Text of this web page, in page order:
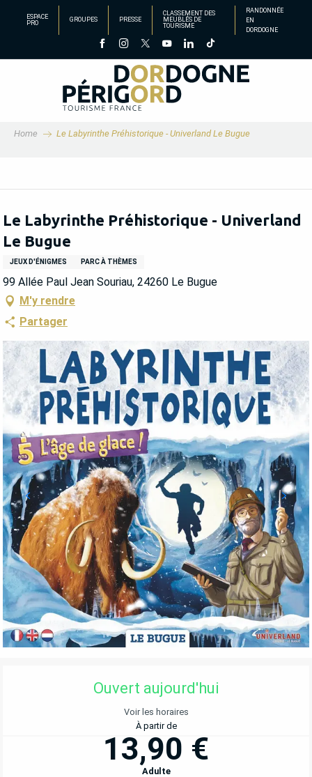
principal
ESPACE
PRO
GROUPES PRESSE
CLASSEMENT DES
MEUBLÉS DE
TOURISME
RANDONNÉE
EN
DORDOGNE
Home Le Labyrinthe Préhistorique - Univerland Le Bugue
Le Labyrinthe Préhistorique - Univerland
Le Bugue
JEUX D'ÉNIGMES PARC À THÈMES
99 Allée Paul Jean Souriau, 24260 Le Bugue
M'y rendre
Partager
OUVERTURE ET COORDONNÉES
Ouvert aujourd'hui
Voir les horaires
À partir de
13,90 €
Adulte